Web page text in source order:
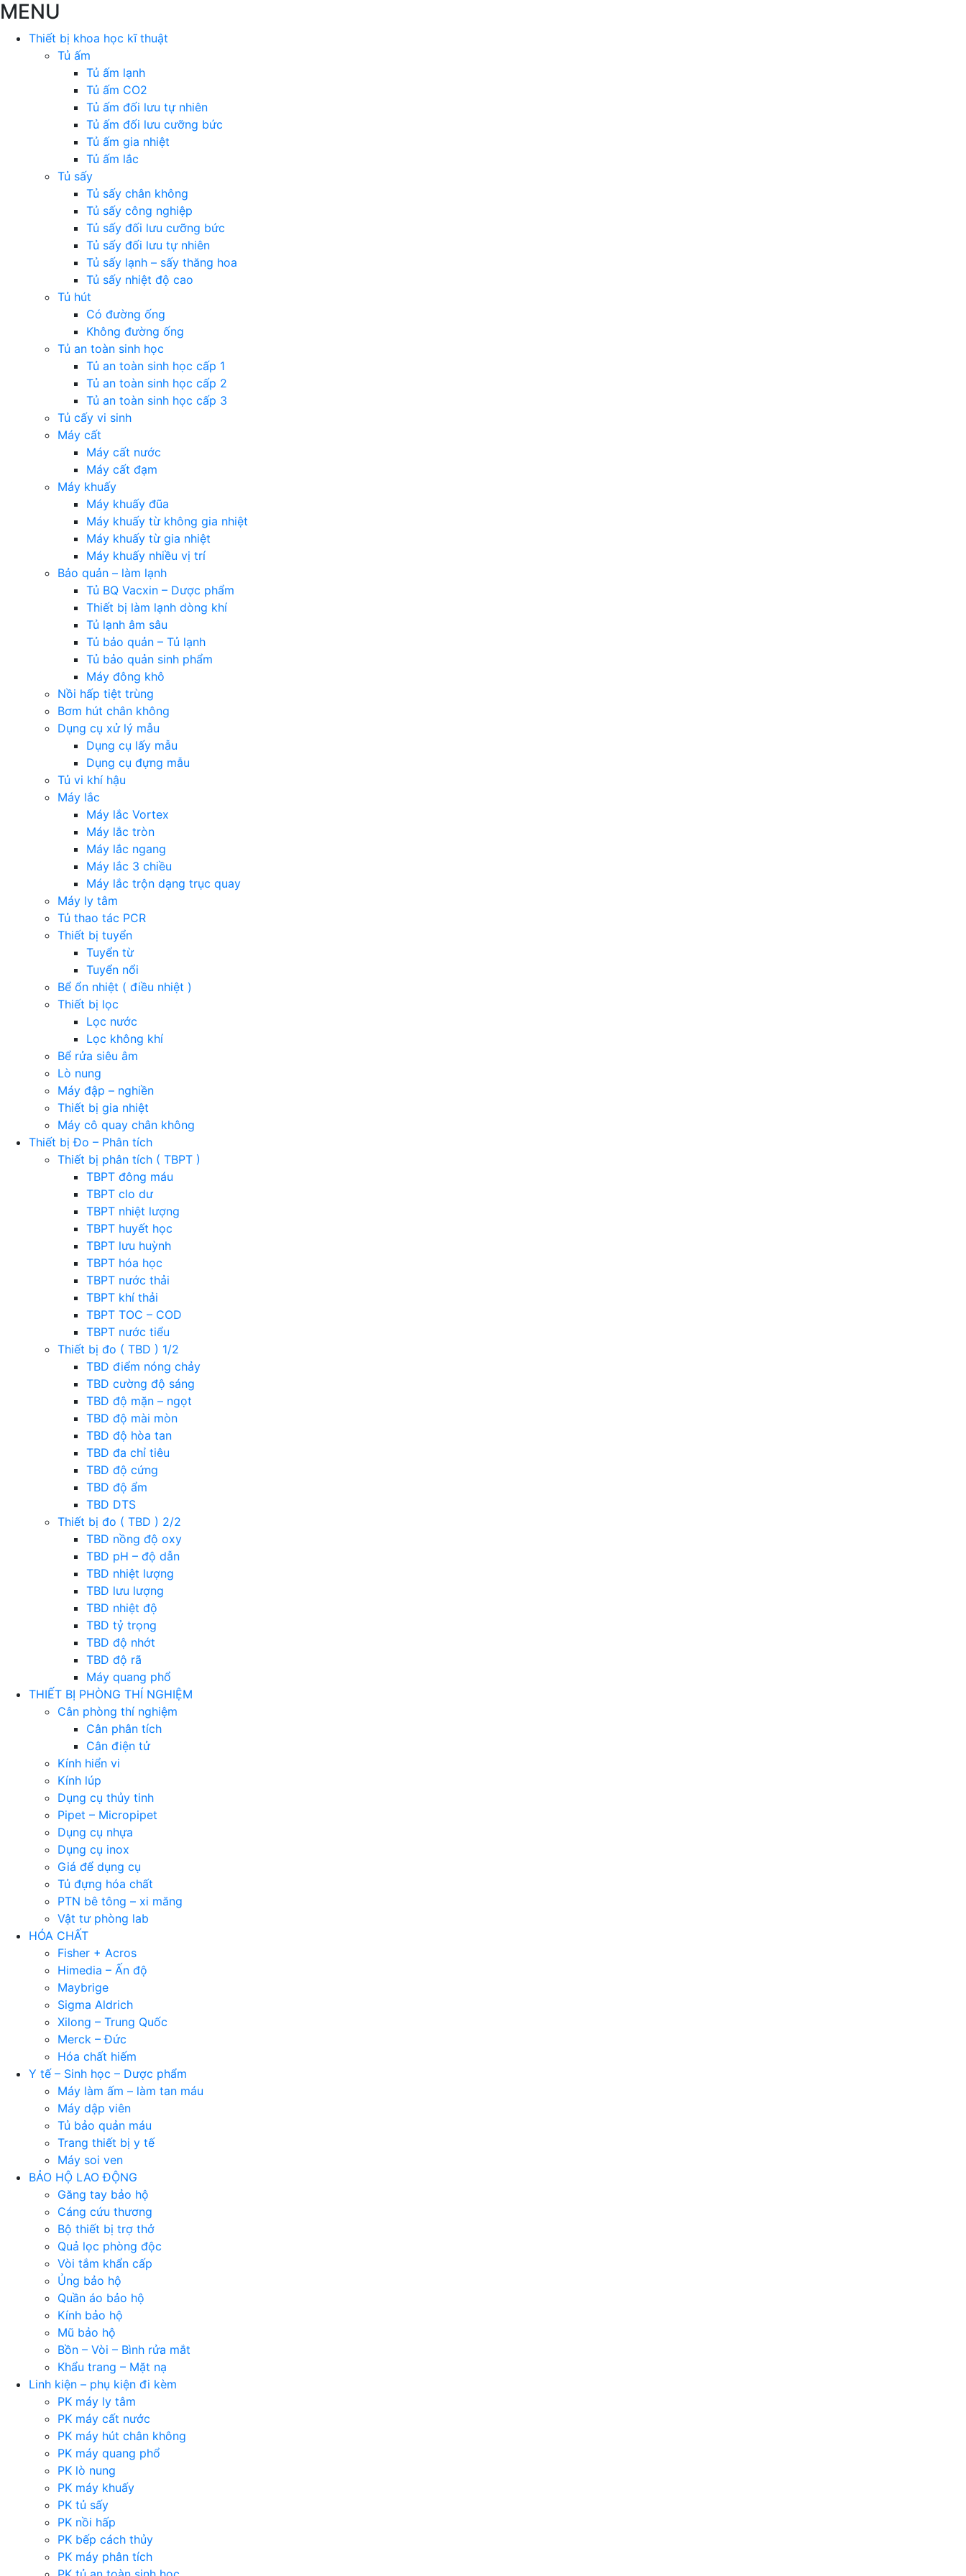
MENU
Thiết bị khoa học kĩ thuật
Tủ ấm
Tủ ấm lạnh
Tủ ấm CO2
Tủ ấm đối lưu tự nhiên
Tủ ấm đối lưu cưỡng bức
Tủ ấm gia nhiệt
Tủ ấm lắc
Tủ sấy
Tủ sấy chân không
Tủ sấy công nghiệp
Tủ sấy đối lưu cưỡng bức
Tủ sấy đối lưu tự nhiên
Tủ sấy lạnh – sấy thăng hoa
Tủ sấy nhiệt độ cao
Tủ hút
Có đường ống
Không đường ống
Tủ an toàn sinh học
Tủ an toàn sinh học cấp 1
Tủ an toàn sinh học cấp 2
Tủ an toàn sinh học cấp 3
Tủ cấy vi sinh
Máy cất
Máy cất nước
Máy cất đạm
Máy khuấy
Máy khuấy đũa
Máy khuấy từ không gia nhiệt
Máy khuấy từ gia nhiệt
Máy khuấy nhiều vị trí
Bảo quản – làm lạnh
Tủ BQ Vacxin – Dược phẩm
Thiết bị làm lạnh dòng khí
Tủ lạnh âm sâu
Tủ bảo quản – Tủ lạnh
Tủ bảo quản sinh phẩm
Máy đông khô
Nồi hấp tiệt trùng
Bơm hút chân không
Dụng cụ xử lý mẫu
Dụng cụ lấy mẫu
Dụng cụ đựng mẫu
Tủ vi khí hậu
Máy lắc
Máy lắc Vortex
Máy lắc tròn
Máy lắc ngang
Máy lắc 3 chiều
Máy lắc trộn dạng trục quay
Máy ly tâm
Tủ thao tác PCR
Thiết bị tuyển
Tuyển từ
Tuyển nổi
Bể ổn nhiệt ( điều nhiệt )
Thiết bị lọc
Lọc nước
Lọc không khí
Bể rửa siêu âm
Lò nung
Máy đập – nghiền
Thiết bị gia nhiệt
Máy cô quay chân không
Thiết bị Đo – Phân tích
Thiết bị phân tích ( TBPT )
TBPT đông máu
TBPT clo dư
TBPT nhiệt lượng
TBPT huyết học
TBPT lưu huỳnh
TBPT hóa học
TBPT nước thải
TBPT khí thải
TBPT TOC – COD
TBPT nước tiểu
Thiết bị đo ( TBD ) 1/2
TBD điểm nóng chảy
TBD cường độ sáng
TBD độ mặn – ngọt
TBD độ mài mòn
TBD độ hòa tan
TBD đa chỉ tiêu
TBD độ cứng
TBD độ ẩm
TBD DTS
Thiết bị đo ( TBD ) 2/2
TBD nồng độ oxy
TBD pH – độ dẫn
TBD nhiệt lượng
TBD lưu lượng
TBD nhiệt độ
TBD tỷ trọng
TBD độ nhớt
TBD độ rã
Máy quang phổ
THIẾT BỊ PHÒNG THÍ NGHIỆM
Cân phòng thí nghiệm
Cân phân tích
Cân điện tử
Kính hiển vi
Kính lúp
Dụng cụ thủy tinh
Pipet – Micropipet
Dụng cụ nhựa
Dụng cụ inox
Giá để dụng cụ
Tủ đựng hóa chất
PTN bê tông – xi măng
Vật tư phòng lab
HÓA CHẤT
Fisher + Acros
Himedia – Ấn độ
Maybrige
Sigma Aldrich
Xilong – Trung Quốc
Merck – Đức
Hóa chất hiếm
Y tế – Sinh học – Dược phẩm
Máy làm ấm – làm tan máu
Máy dập viên
Tủ bảo quản máu
Trang thiết bị y tế
Máy soi ven
BẢO HỘ LAO ĐỘNG
Găng tay bảo hộ
Cáng cứu thương
Bộ thiết bị trợ thở
Quả lọc phòng độc
Vòi tắm khẩn cấp
Ủng bảo hộ
Quần áo bảo hộ
Kính bảo hộ
Mũ bảo hộ
Bồn – Vòi – Bình rửa mắt
Khẩu trang – Mặt nạ
Linh kiện – phụ kiện đi kèm
PK máy ly tâm
PK máy cất nước
PK máy hút chân không
PK máy quang phổ
PK lò nung
PK máy khuấy
PK tủ sấy
PK nồi hấp
PK bếp cách thủy
PK máy phân tích